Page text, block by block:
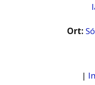
Ort:
|